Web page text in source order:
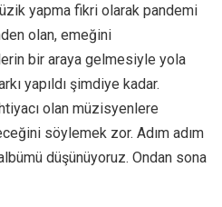
yapma fikri olarak pandemi
olan, emeğini
bir araya gelmesiyle yola
yapıldı şimdiye kadar.
olan müzisyenlere
söylemek zor. Adım adım
düşünüyoruz. Ondan sona